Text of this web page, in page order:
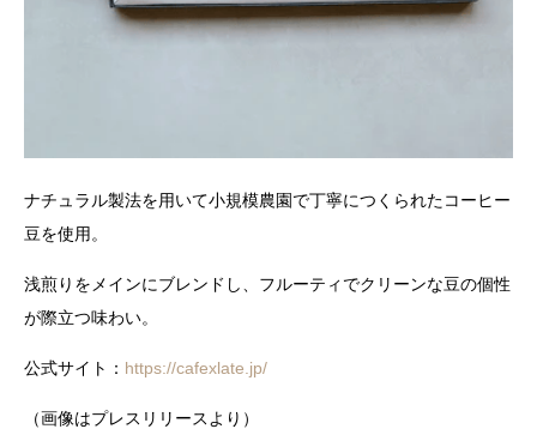
ナチュラル製法を用いて小規模農園で丁寧につくられたコーヒー
豆を使用。
浅煎りをメインにブレンドし、フルーティでクリーンな豆の個性
が際立つ味わい。
公式サイト： https://cafexlate.jp/
（画像はプレスリリースより）